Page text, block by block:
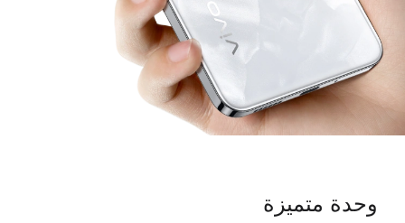
وحدة متميزة